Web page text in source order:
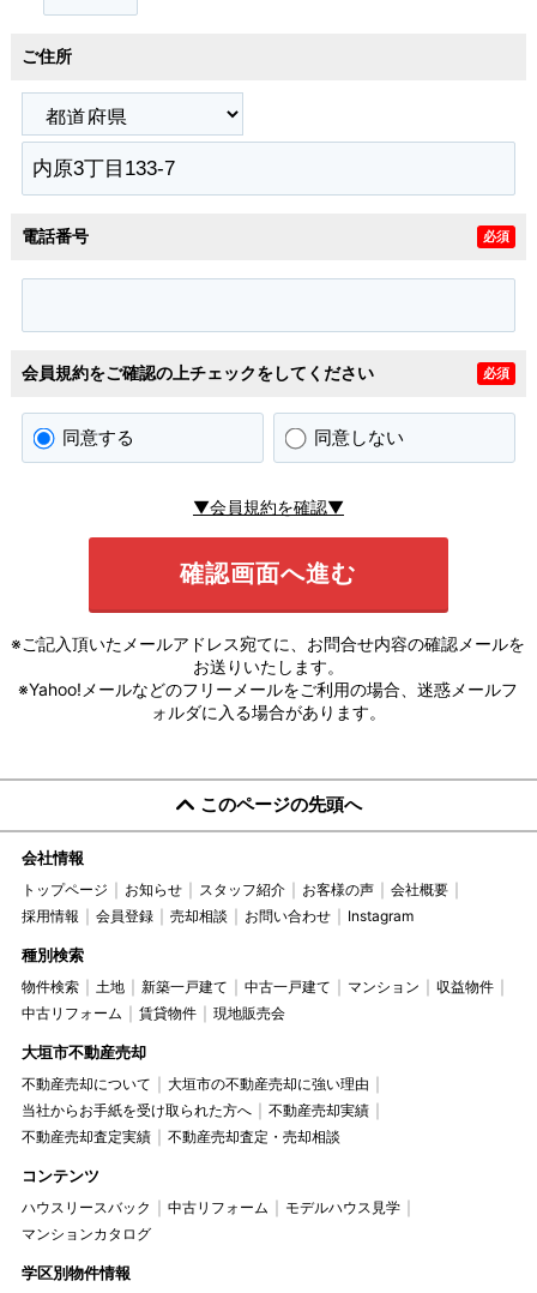
ご住所
電話番号 必須
会員規約をご確認の上チェックをしてください 必須
同意する 同意しない
▼会員規約を確認▼
※ご記入頂いたメールアドレス宛てに、お問合せ内容の確認メールを
お送りいたします。
※Yahoo!メールなどのフリーメールをご利用の場合、迷惑メールフ
ォルダに入る場合があります。
このページの先頭へ
会社情報
トップページ お知らせ スタッフ紹介 お客様の声
会社概要
採用情報
会員登録 売却相談 お問い合わせ Instagram
種別検索
物件検索 土地 新築一戸建て 中古一戸建て マンション
収益物件
中古リフォーム
賃貸物件 現地販売会
大垣市不動産売却
不動産売却について
大垣市の不動産売却に強い理由
当社からお手紙を受け取られた方へ
不動産売却実績
不動産売却査定実績
不動産売却査定・売却相談
コンテンツ
ハウスリースバック 中古リフォーム
モデルハウス見学
マンションカタログ
学区別物件情報